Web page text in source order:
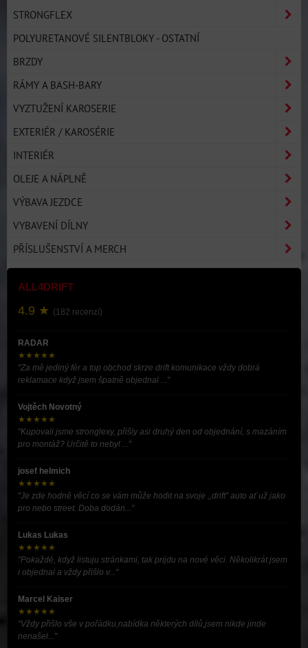
STRONGFLEX
POLYURETANOVÉ SILENTBLOKY - OSTATNÍ
BRZDY
RÁMY A BASH-BARY
VYZTUŽENÍ KAROSERIE
EXTERIÉR / KAROSÉRIE
INTERIÉR
OLEJE A NÁPLNĚ
VÝBAVA JEZDCE
VYBAVENÍ DÍLNY
PŘÍSLUŠENSTVÍ A MERCH
ALL4DRIFT
4.9 ★ (182 recenzí)
RADAR
★★★★★
"Za mě jediný fér a top obchod skrze drift komunikace vždy dobrá
reklamace když jsem špatně objednal ..."
Vojtěch Novotný
★★★★★
"Kupovali jsme stronglexy, přišly asi druhý den od objednání, s mazáním
pro montáž? Určitě to nebyl ..."
josef helmich
★★★★★
"Je zde hodně věcí co se vám může hodit na svoje ,,drift” auto ať už jako
pro nebo street. Doba dodán..."
Lukas Lukas
★★★★★
"Pokaždé, když listuju stránkami, tak prijdu na nové věci. Několikrát jsem
i objednal a vždy přišlo v..."
Marcel Kaiser
★★★★★
"Vždy přišlo vše v pořádku,nabídka některých dílů,jsem nikde jinde
nenašel..."